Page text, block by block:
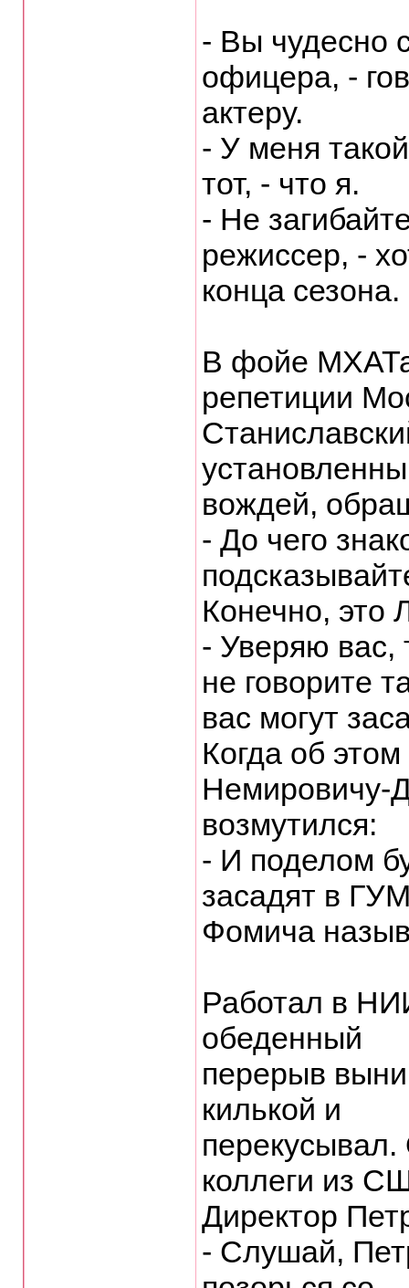
- Вы чудесно
офицера, -
актеру.
- У меня
тот, - что я.
- Не
режиссер, -
конца сезона.
В фойе
репетиции
вождей,
- До чего
Конечно, это
- Уверяю вас,
не говорите
вас могут
Когда об
Немировичу-
возмутился:
- И поделом
засадят в
Фомича
Работал в
обеденный
пеpеpыв
килькой и
коллеги из
Диpектоp
- Слyшай,